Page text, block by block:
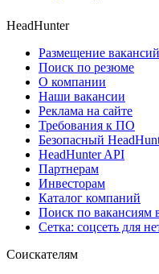
HeadHunter
Размещение вакансий
Поиск по резюме
О компании
Наши вакансии
Реклама на сайте
Требования к ПО
Безопасный
HeadHunter API
Партнерам
Инвесторам
Каталог компаний
Поиск по вакансиям
Сетка: соцсеть для
Соискателям